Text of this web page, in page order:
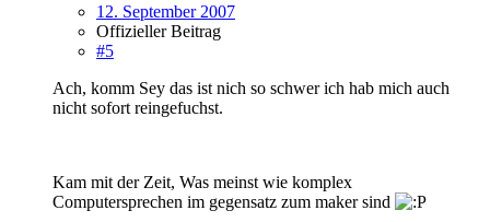
12. September 2007
Offizieller Beitrag
#5
Ach, komm Sey das ist nich so schwer ich hab mich auch
nicht sofort reingefuchst.
Kam mit der Zeit, Was meinst wie komplex
Computersprechen im gegensatz zum maker sind